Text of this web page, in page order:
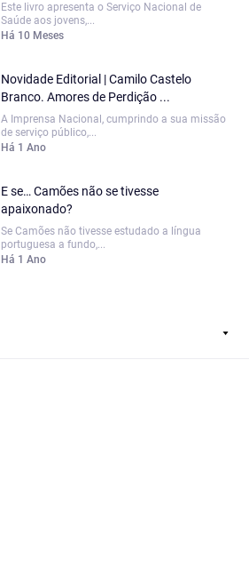
Este livro apresenta o Serviço Nacional de
Saúde aos jovens,...
Há 10 Meses
Novidade Editorial | Camilo Castelo
Branco. Amores de Perdição ...
A Imprensa Nacional, cumprindo a sua missão
de serviço público,...
Há 1 Ano
E se… Camões não se tivesse
apaixonado?
Se Camões não tivesse estudado a língua
portuguesa a fundo,...
Há 1 Ano